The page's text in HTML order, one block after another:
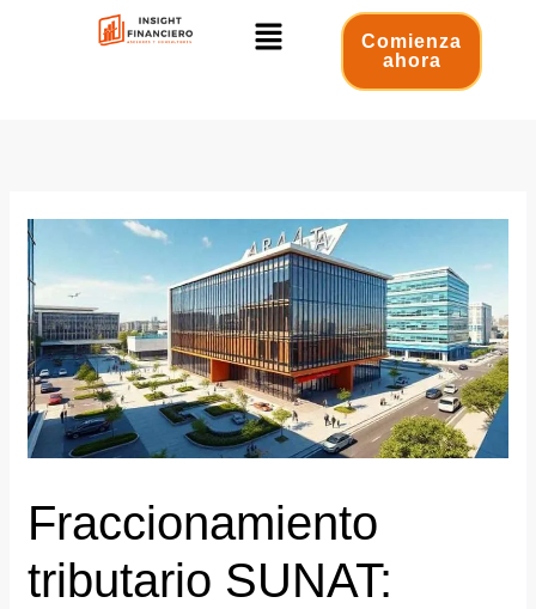
Menú
Comienza
ahora
Fraccionamiento
tributario SUNAT: